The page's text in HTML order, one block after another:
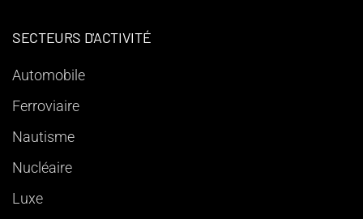
SECTEURS D'ACTIVITÉ
Automobile
Ferroviaire
Nautisme
Nucléaire
Luxe